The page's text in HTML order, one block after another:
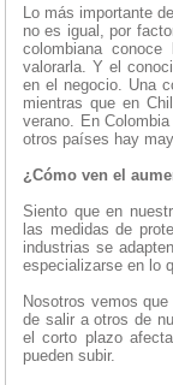
Lo más importante
no es igual, por
colombiana
valorarla. Y el
en el negocio. Una
mientras que en
verano. En
otros países hay
¿Cómo ven el
Siento que en
las medidas de
industrias se
especializarse en lo
Nosotros vemos
de salir a otros de
el corto plazo
pueden subir.